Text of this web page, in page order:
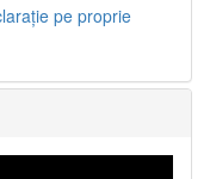
pe proprie